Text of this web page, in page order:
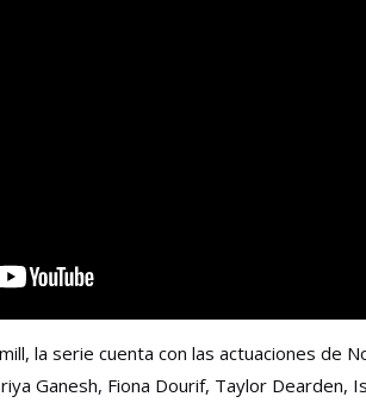
la serie cuenta con las actuaciones de
Ganesh, Fiona Dourif, Taylor Dearden,